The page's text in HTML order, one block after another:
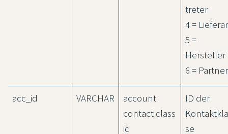
treter
4 =
5 =
Hersteller
6 = Partner
acc_id VARCHAR
account
contact class
id
ID der
se